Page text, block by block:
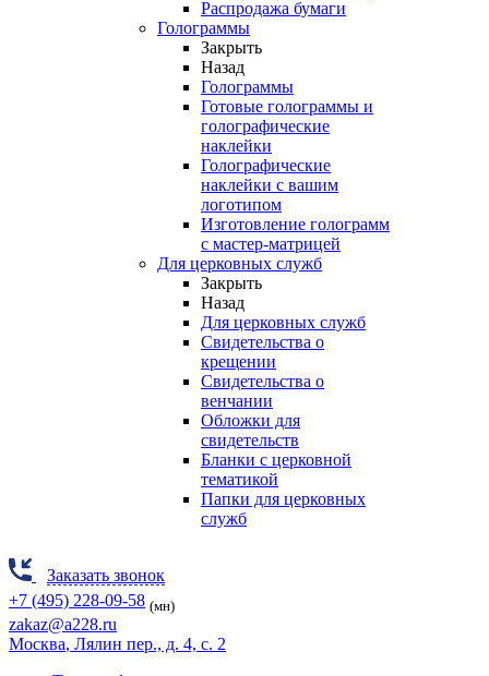
Распродажа бумаги
Голограммы
Закрыть
Назад
Голограммы
Готовые голограммы и
голографические
наклейки
Голографические
наклейки с вашим
логотипом
Изготовление голограмм
с мастер-матрицей
Для церковных служб
Закрыть
Назад
Для церковных служб
Свидетельства о
крещении
Свидетельства о
венчании
Обложки для
свидетельств
Бланки с церковной
тематикой
Папки для церковных
служб
Заказать звонок
+7 (495) 228-09-58 (мн)
zakaz@a228.ru
Москва, Лялин пер., д. 4, с. 2